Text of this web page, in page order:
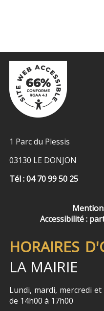
1 Parc du Plessis
03130 LE DONJON
Tél : 04 70 99 50 25
Accessibilité :
HORAIRES
LA MAIRIE
Lundi, mardi, mercredi
de 14h00 à 17h00